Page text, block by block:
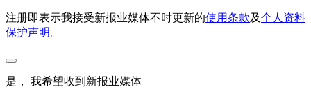
注册即表示我接受新报业媒体不时更新的使用条款及个人资料
保护声明 。
是， 我希望收到新报业媒体